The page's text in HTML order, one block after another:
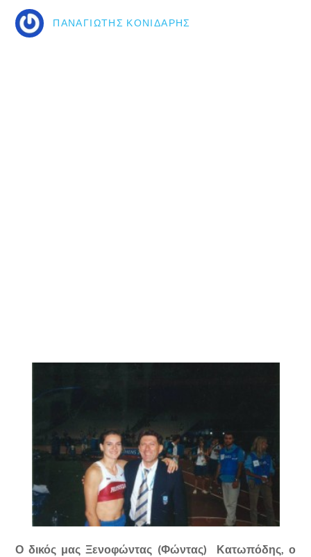
ΠΑΝΑΓΙΏΤΗΣ ΚΟΝΙΔΆΡΗΣ
Ο δικός μας Ξενοφώντας (Φώντας) Κατωπόδης, ο